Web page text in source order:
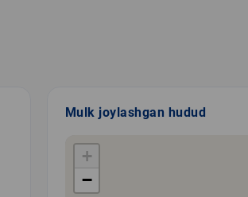
Mulk joylashgan hudud
+
−